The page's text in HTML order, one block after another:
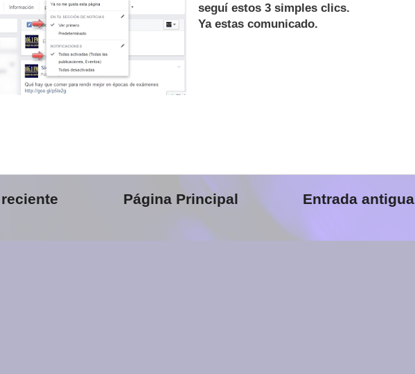
seguí estos 3 simples clics.
Ya estas comunicado.
Entrada antigua
Página Principal